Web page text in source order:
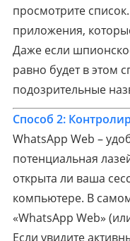
просмотрите
приложения,
Даже если
равно будет в этом
подозрительные
Способ 2:
WhatsApp Web –
потенциальная
открыта ли ваша
компьютере. В
«WhatsApp Web»
Если увидите